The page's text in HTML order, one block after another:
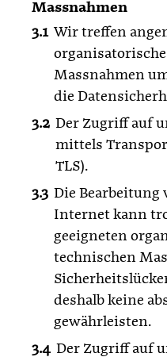
Massnahmen
Wir treffen
Massnahmen
die
Der Zugriff auf
mittels
TLS).
Die Bearbeitung
Internet kann
geeigneten
technischen
deshalb keine
gewährleisten.
Der Zugriff auf